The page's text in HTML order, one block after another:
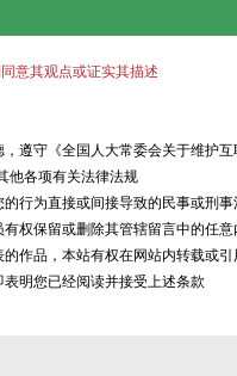
意其观点或证实其描述
，遵守《全国人大常委会关于维护
他各项有关法律法规
的行为直接或间接导致的民事或刑事
有权保留或删除其管辖留言中的任意
作品，本站有权在网站内转载或引
表明您已经阅读并接受上述条款